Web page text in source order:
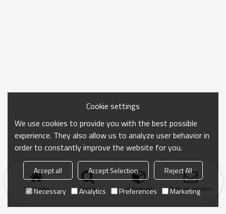
Startseite Suche Kategorie Anfrage senden
Cookie settings
We use cookies to provide you with the best possible
experience. They also allow us to analyze user behavior in
order to constantly improve the website for you.
Accept all Accept Selection
Reject All
Necessary
Analytics Preferences Marketing